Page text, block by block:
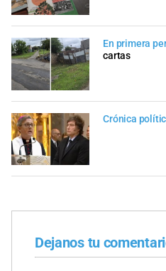
En primera
cartas
Crónica
Dejanos tu